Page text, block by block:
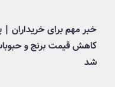
خبر مهم برای خریداران
کاهش قیمت برنج و
شد